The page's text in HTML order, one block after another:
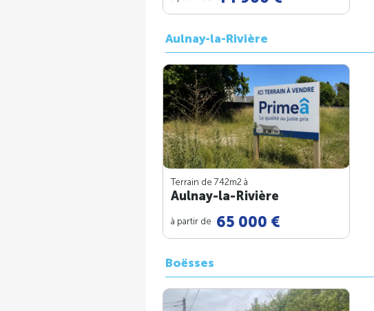
Aulnay-la-Rivière
Terrain de 742m2 à
Aulnay-la-Rivière
à partir de 65 000 €
Boësses